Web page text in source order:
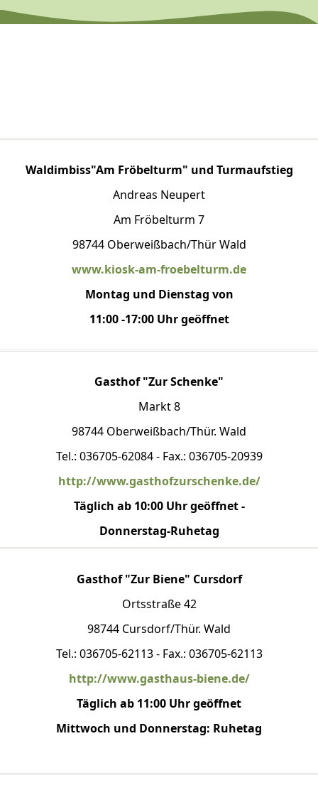
Waldimbiss"Am Fröbelturm" und Turmaufstieg
Andreas Neupert
Am Fröbelturm 7
98744 Oberweißbach/Thür Wald
www.kiosk-am-froebelturm.de
Montag und Dienstag von
11:00 -17:00 Uhr geöffnet
Gasthof "Zur Schenke"
Markt 8
98744 Oberweißbach/Thür. Wald
Tel.: 036705-62084 - Fax.: 036705-20939
http://www.gasthofzurschenke.de/
Täglich ab 10:00 Uhr geöffnet -
Donnerstag-Ruhetag
Gasthof "Zur Biene" Cursdorf
Ortsstraße 42
98744 Cursdorf/Thür. Wald
Tel.: 036705-62113 - Fax.: 036705-62113
http://www.gasthaus-biene.de/
Täglich ab 11:00 Uhr geöffnet
Mittwoch und Donnerstag: Ruhetag